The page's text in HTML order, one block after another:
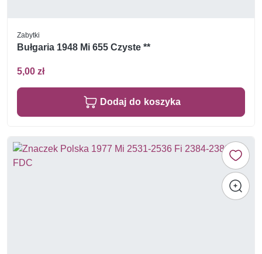
Zabytki
Bułgaria 1948 Mi 655 Czyste **
5,00 zł
Dodaj do koszyka